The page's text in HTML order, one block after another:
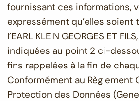
fournissant ces informations,
expressément qu’elles soient
l’EARL KLEIN GEORGES ET
indiquées au point 2 ci-
fins rappelées à la fin de
Conformément au Règlement
Protection des Données